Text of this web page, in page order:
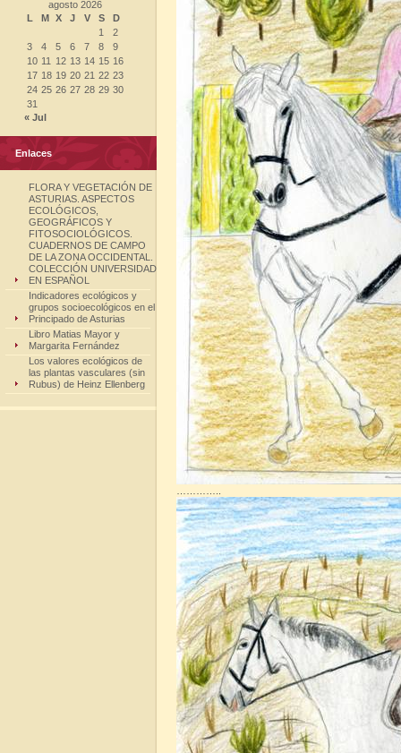
agosto 2026
L
M X J V S
D
1
2
3
4 5 6 7 8
9
10 11 12 13 14 15 16
17 18 19 20 21 22 23
24 25 26 27 28 29 30
31
« Jul
Enlaces
FLORA Y VEGETACIÓN DE
ASTURIAS. ASPECTOS
ECOLÓGICOS,
GEOGRÁFICOS Y
FITOSOCIOLÓGICOS.
CUADERNOS DE CAMPO
DE LA ZONA OCCIDENTAL.
COLECCIÓN UNIVERSIDAD
EN ESPAÑOL
Indicadores ecológicos y
grupos socioecológicos en el
Principado de Asturias
Libro Matias Mayor y
Margarita Fernández
Los valores ecológicos de
las plantas vasculares (sin
Rubus) de Heinz Ellenberg